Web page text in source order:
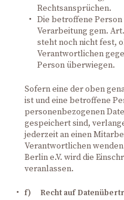
Rechtsansprüchen.
Die betroffene
Verarbeitung gem. Art.
steht noch nicht fest,
Verantwortlichen
Person überwiegen.
Sofern eine der oben
ist und eine betroffene
personenbezogenen
gespeichert sind,
jederzeit an einen
Verantwortlichen
Berlin e.V. wird die
veranlassen.
f) Recht auf